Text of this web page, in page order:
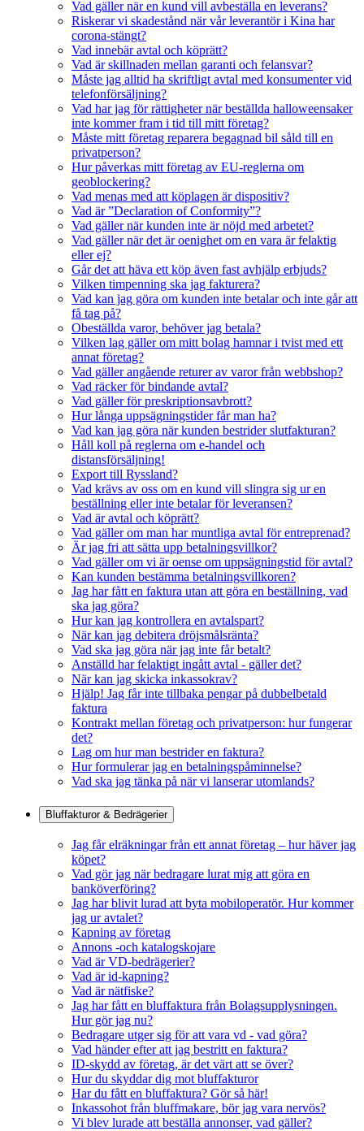
Vad gäller när en kund vill avbeställa en leverans?
Riskerar vi skadestånd när vår leverantör i Kina har
corona-stängt?
Vad innebär avtal och köprätt?
Vad är skillnaden mellan garanti och felansvar?
Måste jag alltid ha skriftligt avtal med konsumenter vid
telefonförsäljning?
Vad har jag för rättigheter när beställda halloweensaker
inte kommer fram i tid till mitt företag?
Måste mitt företag reparera begagnad bil såld till en
privatperson?
Hur påverkas mitt företag av EU-reglerna om
geoblockering?
Vad menas med att köplagen är dispositiv?
Vad är ”Declaration of Conformity”?
Vad gäller när kunden inte är nöjd med arbetet?
Vad gäller när det är oenighet om en vara är felaktig
eller ej?
Går det att häva ett köp även fast avhjälp erbjuds?
Vilken timpenning ska jag fakturera?
Vad kan jag göra om kunden inte betalar och inte går att
få tag på?
Obeställda varor, behöver jag betala?
Vilken lag gäller om mitt bolag hamnar i tvist med ett
annat företag?
Vad gäller angående returer av varor från webbshop?
Vad räcker för bindande avtal?
Vad gäller för preskriptionsavbrott?
Hur långa uppsägningstider får man ha?
Vad kan jag göra när kunden bestrider slutfakturan?
Håll koll på reglerna om e-handel och
distansförsäljning!
Export till Ryssland?
Vad krävs av oss om en kund vill slingra sig ur en
beställning eller inte betalar för leveransen?
Vad är avtal och köprätt?
Vad gäller om man har muntliga avtal för entreprenad?
Är jag fri att sätta upp betalningsvillkor?
Vad gäller om vi är oense om uppsägningstid för avtal?
Kan kunden bestämma betalningsvillkoren?
Jag har fått en faktura utan att göra en beställning, vad
ska jag göra?
Hur kan jag kontrollera en avtalspart?
När kan jag debitera dröjsmålsränta?
Vad ska jag göra när jag inte får betalt?
Anställd har felaktigt ingått avtal - gäller det?
När kan jag skicka inkassokrav?
Hjälp! Jag får inte tillbaka pengar på dubbelbetald
faktura
Kontrakt mellan företag och privatperson: hur fungerar
det?
Lag om hur man bestrider en faktura?
Hur formulerar jag en betalningspåminnelse?
Vad ska jag tänka på när vi lanserar utomlands?
Bluffakturor & Bedrägerier
Jag får elräkningar från ett annat företag – hur häver jag
köpet?
Vad gör jag när bedragare lurat mig att göra en
banköverföring?
Jag har blivit lurad att byta mobiloperatör. Hur kommer
jag ur avtalet?
Kapning av företag
Annons -och katalogskojare
Vad är VD-bedrägerier?
Vad är id-kapning?
Vad är nätfiske?
Jag har fått en bluffaktura från Bolagsupplysningen.
Hur gör jag nu?
Bedragare utger sig för att vara vd - vad göra?
Vad händer efter att jag bestritt en faktura?
ID-skydd av företag, är det värt att se över?
Hur du skyddar dig mot bluffakturor
Har du fått en bluffaktura? Gör så här!
Inkassohot från bluffmakare, bör jag vara nervös?
Vi blev lurade att beställa annonser, vad gäller?